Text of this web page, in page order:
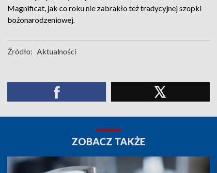
Magnificat, jak co roku nie zabrakło też tradycyjnej szopki
bożonarodzeniowej.
Źródło: Aktualności
ZOBACZ TAKŻE